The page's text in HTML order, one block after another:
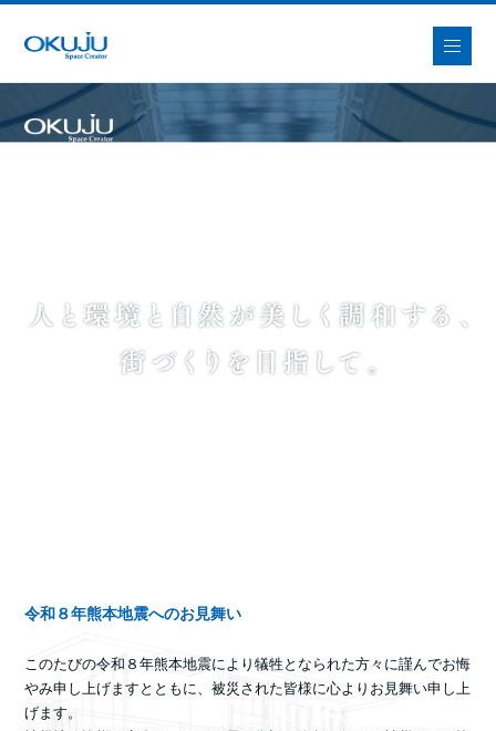
令和８年熊本地震へのお見舞い
このたびの令和８年熊本地震により犠牲となられた方々に謹んでお悔
やみ申し上げますとともに、被災された皆様に心よりお見舞い申し上
げます。